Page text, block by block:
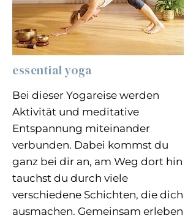
essential yoga
Bei dieser Yogareise werden
Aktivität und meditative
Entspannung miteinander
verbunden. Dabei kommst du
ganz bei dir an, am Weg dort hin
tauchst du durch viele
verschiedene Schichten, die dich
ausmachen. Gemeinsam erleben